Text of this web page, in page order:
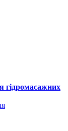
гідромасажних